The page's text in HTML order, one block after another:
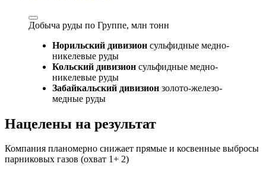
Добыча руды по Группе, млн тонн
Норильский дивизион сульфидные медно-
никелевые руды
Кольский дивизион сульфидные медно-
никелевые руды
Забайкальский дивизион золото-железо-
медные руды
Нацелены на результат
Компания планомерно снижает прямые и косвенные выбросы
парниковых газов (охват 1+ 2)